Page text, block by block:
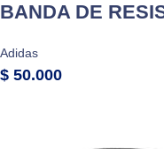
BANDA DE
Adidas
$ 50.000